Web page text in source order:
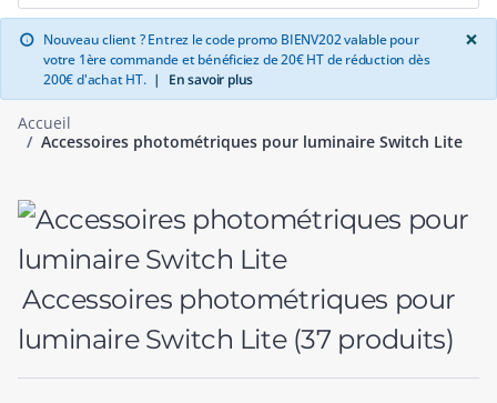
info Nouveau client ? Entrez le code promo BIENV202 valable pour
votre 1ère commande et bénéficiez de 20€ HT de réduction dès
200€ d'achat HT. | En savoir plus
×
Accueil
Accessoires photométriques pour luminaire Switch Lite
Accessoires photométriques pour
luminaire Switch Lite (37 produits)